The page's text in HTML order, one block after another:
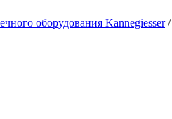
оборудования Kannegiesser/